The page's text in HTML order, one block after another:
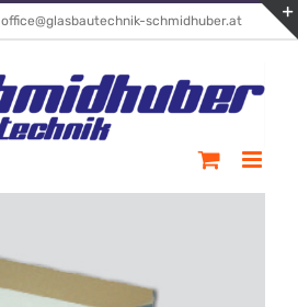
office@glasbautechnik-schmidhuber.at